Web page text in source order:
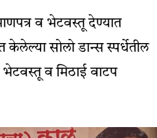
व भेटवस्तू देण्यात
सोलो डान्स स्पर्धेतील
भेटवस्तू व मिठाई वाटप